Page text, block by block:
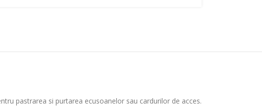
pastrarea si purtarea ecusoanelor sau cardurilor de acces.